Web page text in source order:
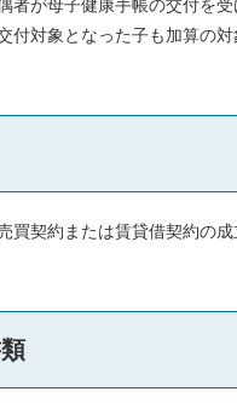
者が母子健康手帳の交付を受
付対象となった子も加算の対
買契約または賃貸借契約の